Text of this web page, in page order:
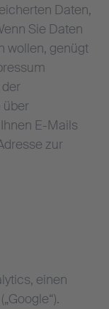
Daten,
Sie Daten
wollen, genügt
über
E-Mails
zur
einen